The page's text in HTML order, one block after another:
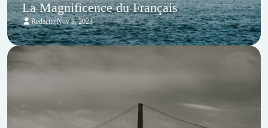
La Magnificence du Français
Redactie|Nov 8, 2023